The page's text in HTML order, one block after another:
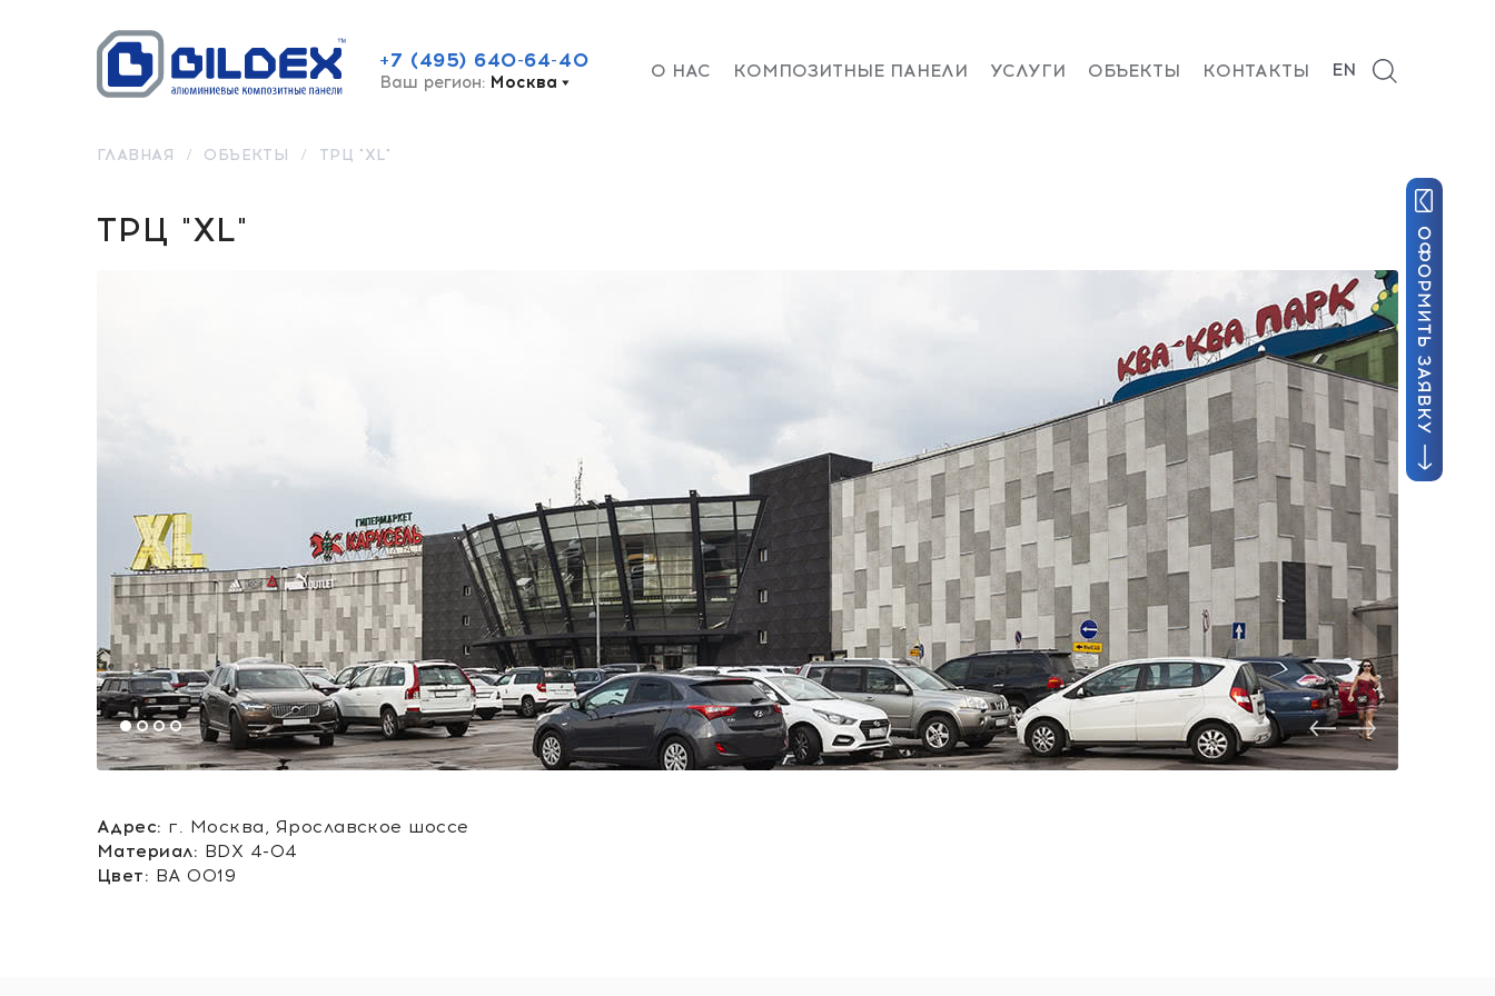
+7 (495) 640-64-40
Ваш регион: Москва
О НАС КОМПОЗИТНЫЕ ПАНЕЛИ УСЛУГИ ОБЪЕКТЫ КОНТАКТЫ EN
ГЛАВНАЯ / ОБЪЕКТЫ / ТРЦ "XL"
ТРЦ "XL"
Адрес: г. Москва, Ярославское шоссе
Материал: BDX 4-04
Цвет: ВА 0019